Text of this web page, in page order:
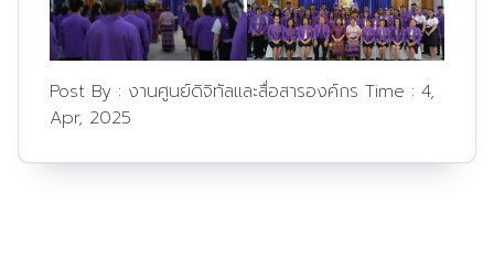
Post By : งานศูนย์ดิจิทัลและสื่อสารองค์กร Time : 4,
Apr, 2025